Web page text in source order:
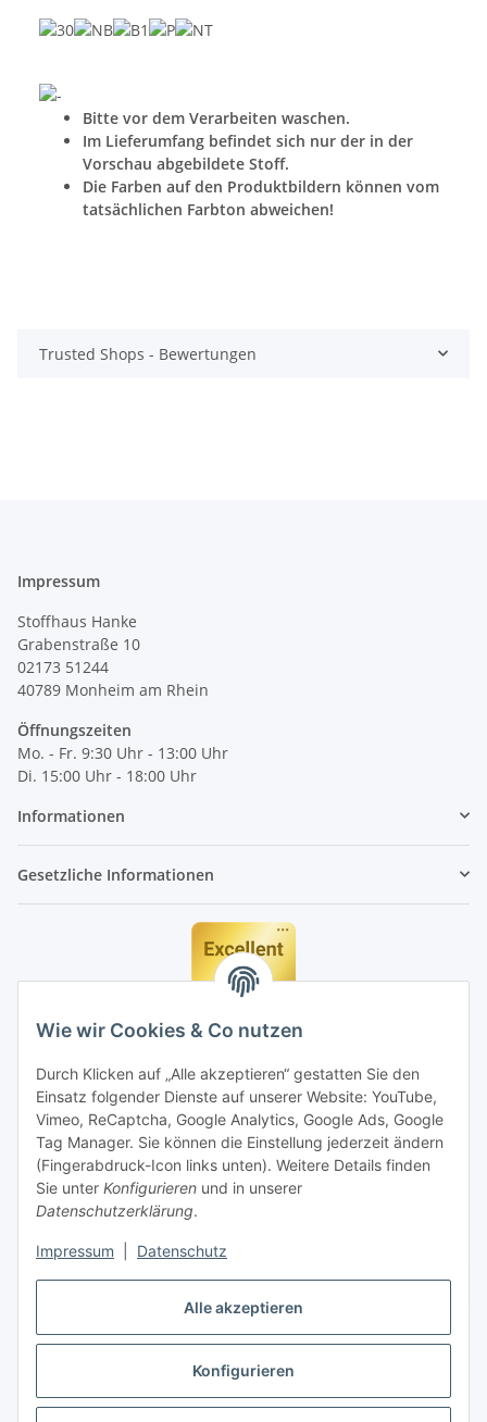
Alle akzeptieren
Konfigurieren
Wie wir Cookies & Co nutzen
Durch Klicken auf „Alle akzeptieren“ gestatten Sie den
Einsatz folgender Dienste auf unserer Website: YouTube,
Vimeo, ReCaptcha, Google Analytics, Google Ads, Google
Tag Manager. Sie können die Einstellung jederzeit ändern
(Fingerabdruck-Icon links unten). Weitere Details finden
Sie unter Konfigurieren und in unserer
Datenschutzerklärung.
Impressum Datenschutz
Bitte vor dem Verarbeiten waschen.
Im Lieferumfang befindet sich nur der in der
Vorschau abgebildete Stoff.
Die Farben auf den Produktbildern können vom
tatsächlichen Farbton abweichen!
Trusted Shops - Bewertungen
Impressum
Stoffhaus Hanke
Grabenstraße 10
02173 51244
40789 Monheim am Rhein
Öffnungszeiten
Mo. - Fr. 9:30 Uhr - 13:00 Uhr
Di. 15:00 Uhr - 18:00 Uhr
Informationen
Gesetzliche Informationen
Vertrag widerrufen
* Alle Preise inkl. gesetzlicher MwSt., zzgl.Versand